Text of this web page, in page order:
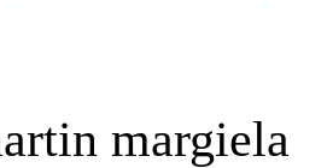
margiela